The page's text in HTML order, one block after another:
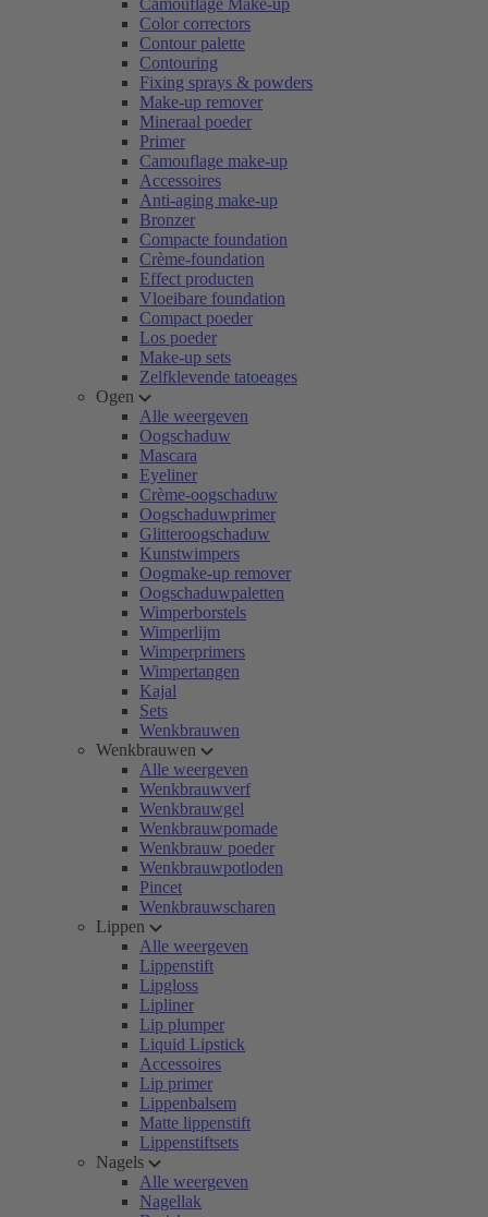
Camouflage Make-up
Color correctors
Contour palette
Contouring
Fixing sprays & powders
Make-up remover
Mineraal poeder
Primer
Camouflage make-up
Accessoires
Anti-aging make-up
Bronzer
Compacte foundation
Crème-foundation
Effect producten
Vloeibare foundation
Compact poeder
Los poeder
Make-up sets
Zelfklevende tatoeages
Ogen
Alle weergeven
Oogschaduw
Mascara
Eyeliner
Crème-oogschaduw
Oogschaduwprimer
Glitteroogschaduw
Kunstwimpers
Oogmake-up remover
Oogschaduwpaletten
Wimperborstels
Wimperlijm
Wimperprimers
Wimpertangen
Kajal
Sets
Wenkbrauwen
Wenkbrauwen
Alle weergeven
Wenkbrauwverf
Wenkbrauwgel
Wenkbrauwpomade
Wenkbrauw poeder
Wenkbrauwpotloden
Pincet
Wenkbrauwscharen
Lippen
Alle weergeven
Lippenstift
Lipgloss
Lipliner
Lip plumper
Liquid Lipstick
Accessoires
Lip primer
Lippenbalsem
Matte lippenstift
Lippenstiftsets
Nagels
Alle weergeven
Nagellak